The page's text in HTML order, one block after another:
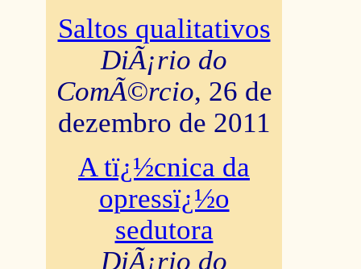
Saltos qualitativos
DiÃ¡rio do
ComÃ©rcio, 26 de
dezembro de 2011
A tï¿½cnica da
opressï¿½o
sedutora
DiÃ¡rio do